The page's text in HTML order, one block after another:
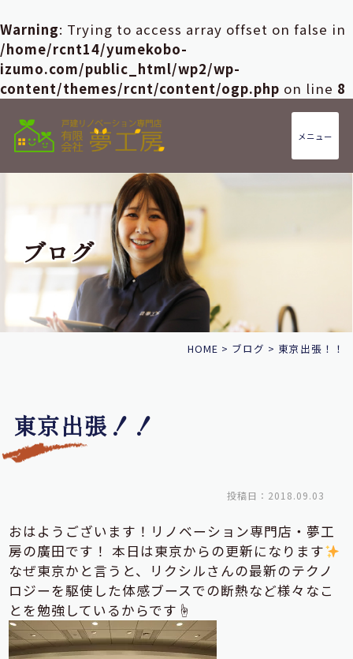
Warning: Trying to access array offset on false in
/home/rcnt14/yumekobo-
izumo.com/public_html/wp2/wp-
content/themes/rcnt/content/ogp.php on line 8
メニュー
ブログ
HOME > ブログ > 東京出張！！
東京出張！！
投稿日：2018.09.03
おはようございます！リノベーション専門店・夢工
房の廣田です！ 本日は東京からの更新になります
なぜ東京かと言うと、リクシルさんの最新のテクノ
ロジーを駆使した体感ブースでの断熱など様々なこ
とを勉強しているからです☝